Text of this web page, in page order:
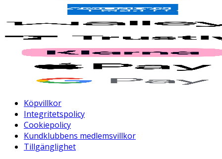
Köpvillkor
Integritetspolicy
Cookiepolicy
Kundklubbens medlemsvillkor
Tillgänglighet